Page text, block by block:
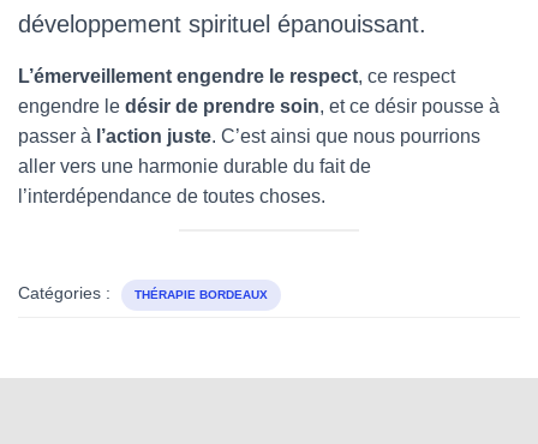
développement spirituel épanouissant.
L’émerveillement engendre le respect, ce respect
engendre le désir de prendre soin, et ce désir pousse à
passer à l’action juste. C’est ainsi que nous pourrions
aller vers une harmonie durable du fait de
l’interdépendance de toutes choses.
Catégories : THÉRAPIE BORDEAUX